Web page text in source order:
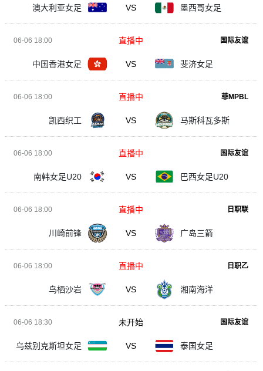
澳大利亚女足 VS 墨西哥女足
06-06 18:00 国际友谊
中国香港女足 VS 斐济女足
直播中
06-06 18:00 菲MPBL
凯西织工 VS 马斯科瓦多斯
直播中
06-06 18:00 国际友谊
南韩女足U20 VS 巴西女足U20
直播中
06-06 18:00 日职联
川崎前锋 VS 广岛三箭
直播中
06-06 18:00 日职乙
鸟栖沙岩 VS 湘南海洋
直播中
06-06 18:30 国际友谊
乌兹别克斯坦女足 VS 泰国女足
未开始